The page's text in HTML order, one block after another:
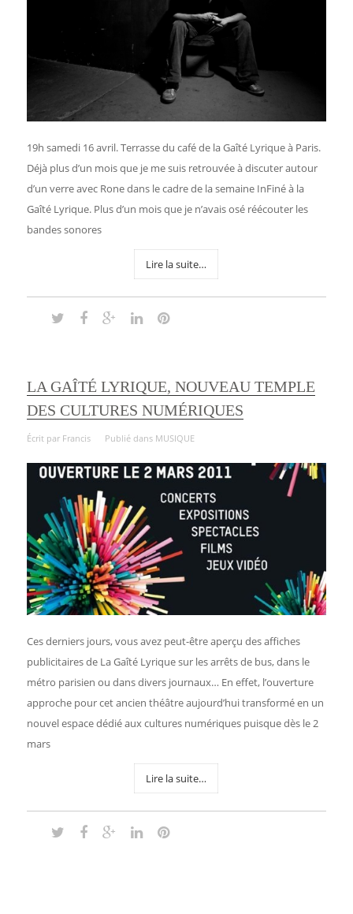
19h samedi 16 avril. Terrasse du café de la Gaîté Lyrique à Paris.
Déjà plus d’un mois que je me suis retrouvée à discuter autour
d’un verre avec Rone dans le cadre de la semaine InFiné à la
Gaîté Lyrique. Plus d’un mois que je n’avais osé réécouter les
bandes sonores
Lire la suite…
LA GAÎTÉ LYRIQUE, NOUVEAU TEMPLE
DES CULTURES NUMÉRIQUES
Écrit par Francis Publié dans MUSIQUE
Ces derniers jours, vous avez peut-être aperçu des affiches
publicitaires de La Gaîté Lyrique sur les arrêts de bus, dans le
métro parisien ou dans divers journaux… En effet, l’ouverture
approche pour cet ancien théâtre aujourd’hui transformé en un
nouvel espace dédié aux cultures numériques puisque dès le 2
mars
Lire la suite…